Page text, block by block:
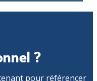
?
pour référencer